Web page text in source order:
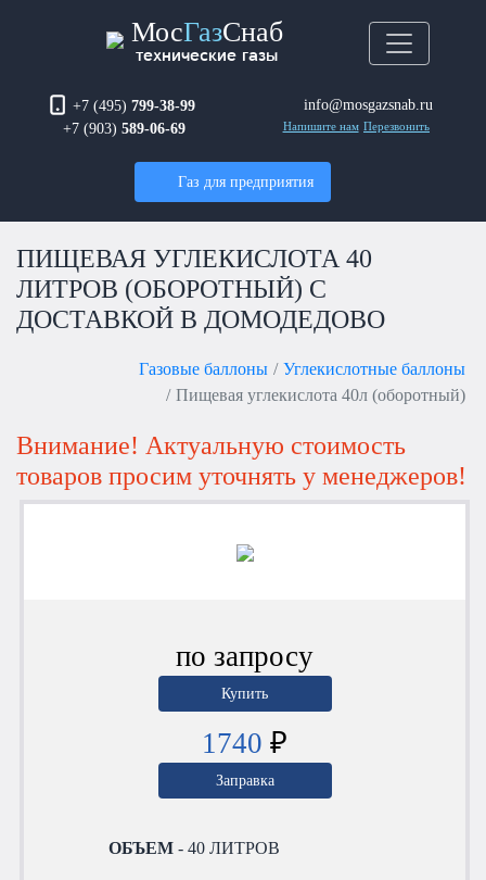
МосГазСнаб
технические газы
+7 (495) 799-38-99
+7 (903) 589-06-69
info@mosgazsnab.ru
Напишите нам Перезвонить
Газ для предприятия
ПИЩЕВАЯ УГЛЕКИСЛОТА 40
ЛИТРОВ (ОБОРОТНЫЙ) С
ДОСТАВКОЙ В ДОМОДЕДОВО
Газовые баллоны
Углекислотные баллоны
Пищевая углекислота 40л (оборотный)
Внимание! Актуальную стоимость
товаров просим уточнять у менеджеров!
по запросу
Купить
1740 ₽
Заправка
ОБЪЕМ - 40 ЛИТРОВ